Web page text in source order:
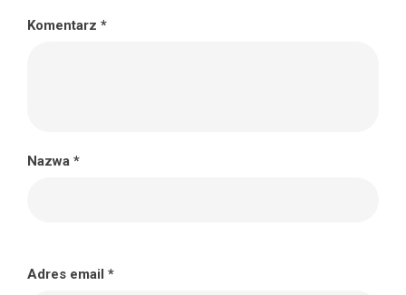
Komentarz *
Nazwa *
Adres email *